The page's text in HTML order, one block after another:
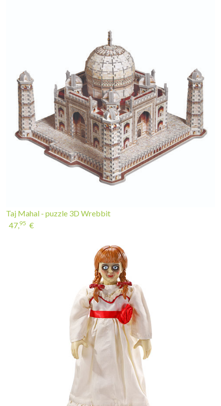
Taj Mahal - puzzle 3D Wrebbit
47,95 €